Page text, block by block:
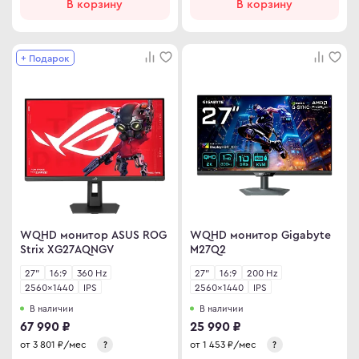
Master
PRO
мониторы
мониторы
В корзину В корзину
+ Подарок
WQHD монитор ASUS ROG
Strix XG27AQNGV
27" 16:9
360 Hz
2560×1440
IPS
В наличии
67 990 ₽
от 3 801 ₽/мес ?
WQHD монитор Gigabyte
M27Q2
27" 16:9
200 Hz
2560×1440
IPS
В наличии
25 990 ₽
от 1 453₽/мес ?